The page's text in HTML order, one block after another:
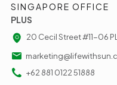
SINGAPORE OFFICE
PLUS
20 Cecil Street #11-06
+62 881 0122 51888